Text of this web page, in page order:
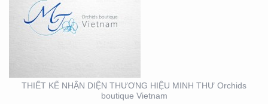
THIẾT KẾ NHẬN DIỆN THƯƠNG HIỆU MINH THƯ Orchids
boutique Vietnam
THIẾT KẾ BỘ NHẬN
DIỆN THƯƠNG HIỆU